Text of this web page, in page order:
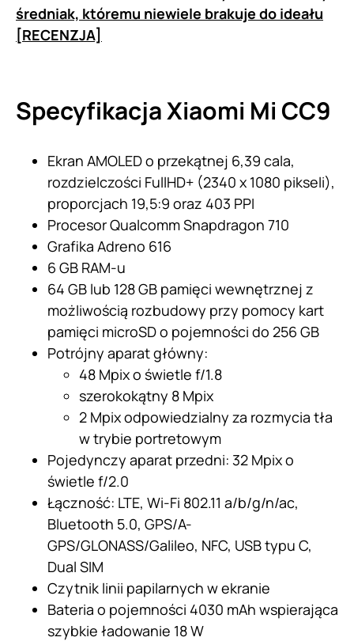
średniak, któremu niewiele brakuje do ideału
[RECENZJA]
Specyfikacja Xiaomi Mi CC9
Ekran AMOLED o przekątnej 6,39 cala,
rozdzielczości FullHD+ (2340 x 1080 pikseli),
proporcjach 19,5:9 oraz 403 PPI
Procesor Qualcomm Snapdragon 710
Grafika Adreno 616
6 GB RAM-u
64 GB lub 128 GB pamięci wewnętrznej z
możliwością rozbudowy przy pomocy kart
pamięci microSD o pojemności do 256 GB
Potrójny aparat główny:
48 Mpix o świetle f/1.8
szerokokątny 8 Mpix
2 Mpix odpowiedzialny za rozmycia tła
w trybie portretowym
Pojedynczy aparat przedni: 32 Mpix o
świetle f/2.0
Łączność: LTE, Wi-Fi 802.11 a/b/g/n/ac,
Bluetooth 5.0, GPS/A-
GPS/GLONASS/Galileo, NFC, USB typu C,
Dual SIM
Czytnik linii papilarnych w ekranie
Bateria o pojemności 4030 mAh wspierająca
szybkie ładowanie 18 W